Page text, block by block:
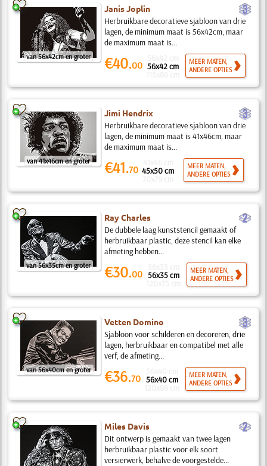
van 56x42cm en groter
Janis Joplin c
Herbruikbare decoratieve sjabloon van drie
lagen, de minimum maat is 56x42cm, maar
de maximum maat is...
€40.00 56x42 cm
MEER MATEN,
ANDERE OPTIES
van 41x46cm en groter
Jimi Hendrix c
Herbruikbare decoratieve sjabloon van drie
lagen, de minimum maat is 41x46cm, maar
de maximum maat is...
€41.70 45x50 cm
MEER MATEN,
ANDERE OPTIES
van 56x35cm en groter
Ray Charles b
De dubbele laag kunststencil gemaakt of
herbruikbaar plastic, deze stencil kan elke
afmeting hebben...
€30.00 56x35 cm
MEER MATEN,
ANDERE OPTIES
van 56x40cm en groter
Vetten Domino c
Sjabloon voor schilderen en decoreren, drie
lagen, herbruikbaar en compatibel met alle
verf, de afmeting...
€36.70 56x40 cm
MEER MATEN,
ANDERE OPTIES
Miles Davis b
Dit ontwerp is gemaakt van twee lagen
herbruikbaar plastic voor elk soort
versierwerk, behalve de voorgestelde...